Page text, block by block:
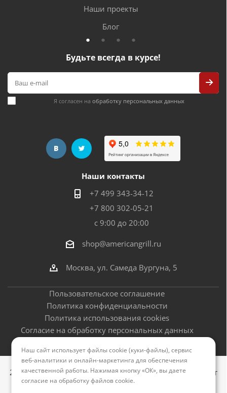
Наши проекты
Блог
Будьте всегда в курсе!
Я согласен на обработку персональных данных
Наши контакты
+7 499 343-34-12
+7 800 302-05-21
с 9:00 до 20:00
shop@americangrill.ru
Москва, ул. Самеда Вургуна, 5
Пользовательское соглашение
Политика конфиденциальности
Политика использования cookies
Согласие на обработку персональных данных
2012–2026 © Американские грили - официальный сайт
Наш сайт использует файлы cookie (куки-файлы), сервис
веб-аналитики и онлайн-маркетинга для обеспечения
качественной работы. Нажимая кнопку «ОК», вы даете
согласие на обработку файлов cookie.